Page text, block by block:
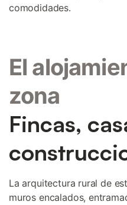
comodidades.
El
zona
Fincas,
La arquitectura rural de
muros encalados,